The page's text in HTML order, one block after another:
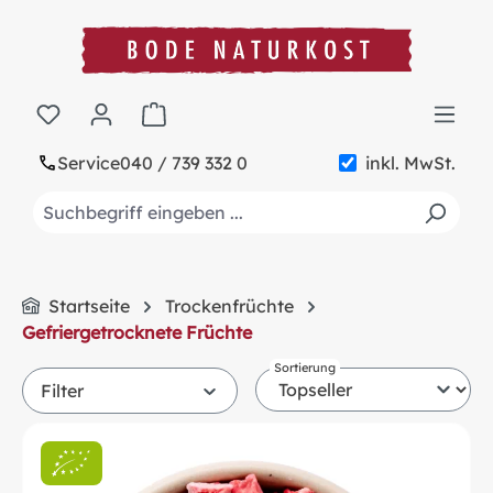
springen
Service040 / 739 332 0 inkl. MwSt.
Warenkorb enthält 0 Positionen. Der
Startseite
Trockenfrüchte
Gefriergetrocknete Früchte
Filter
Sortierung